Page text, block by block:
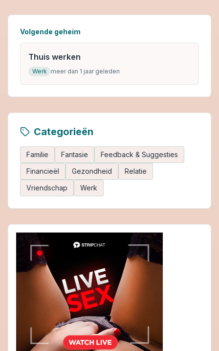
Volgende geheim
Thuis werken
Werk meer dan 1 jaar geleden
Categorieën
Familie Fantasie
Feedback & Suggesties
Financieël
Gezondheid
Relatie
Vriendschap
Werk